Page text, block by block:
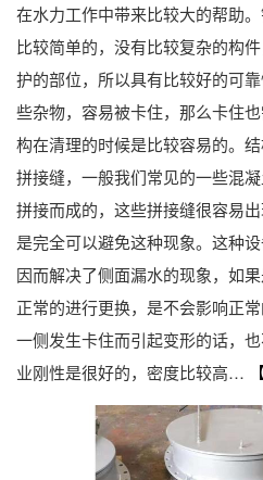
在水力工作中带来比较大的帮助
比较简单的，没有比较复杂的构
护的部位，所以具有比较好的可
些杂物，容易被卡住，那么卡住
构在清理的时候是比较容易的。
拼接缝，一般我们常见的一些混
拼接而成的，这些拼接缝很容易
是完全可以避免这种现象。这种
因而解决了侧面漏水的现象，如
正常的进行更换，是不会影响正
一侧发生卡住而引起变形的话，
业刚性是很好的，密度比较高…